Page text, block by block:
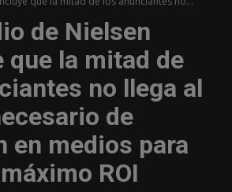
de Nielsen
que la mitad de
no llega al
de
en medios para
ROI